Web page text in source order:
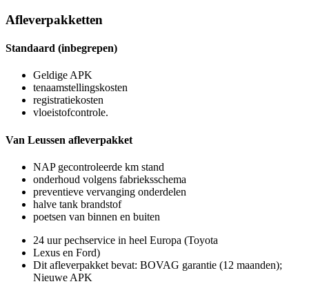
Afleverpakketten
Standaard (inbegrepen)
Geldige APK
tenaamstellingskosten
registratiekosten
vloeistofcontrole.
Van Leussen afleverpakket
NAP gecontroleerde km stand
onderhoud volgens fabrieksschema
preventieve vervanging onderdelen
halve tank brandstof
poetsen van binnen en buiten
24 uur pechservice in heel Europa (Toyota
Lexus en Ford)
Dit afleverpakket bevat: BOVAG garantie (12 maanden);
Nieuwe APK